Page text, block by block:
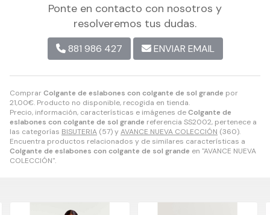
ComprarColgante de eslabones con colgante de sol grande por
21,00€. Producto no disponible, recogida en tienda.
Precio, información, características e imágenes deColgante de
eslabones con colgante de sol grande referencia SS2002, pertenece a
las categorías BISUTERIA (57) y AVANCE NUEVA COLECCIÓN (360).
Encuentra productos relacionados y de similares características a
Colgante de eslabones con colgante de sol grande en "AVANCE NUEVA
COLECCIÓN".
Ponte en contacto con nosotros y
resolveremos tus dudas.
881 986 427 ENVIAR EMAIL